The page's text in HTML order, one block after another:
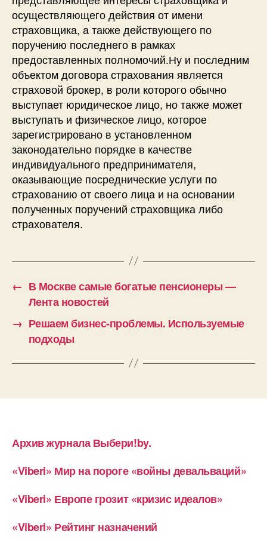
осуществляющего действия от имени
страховщика, а также действующего по
поручению последнего в рамках
предоставленных полномочий.Ну и последним
объектом договора страхования является
страховой брокер, в роли которого обычно
выступает юридическое лицо, но также может
выступать и физическое лицо, которое
зарегистрировано в установленном
законодательно порядке в качестве
индивидуального предпринимателя,
оказывающие посреднические услуги по
страхованию от своего лица и на основании
полученных поручений страховщика либо
страхователя.
← В Москве самые богатые пенсионеры —
Лента новостей
→ Решаем бизнес-проблемы. Используемые
подходы
Архив журнала Выбери!by.
«Viberi» Мир на пороге «войны девальваций»
«Viberi» Европе грозит «кризис идеалов»
«Viberi» Рейтинг назначений